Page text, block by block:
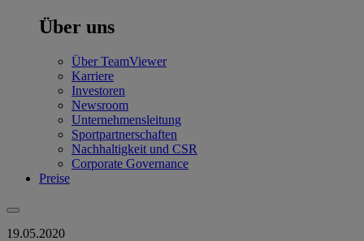
Über uns
Über TeamViewer
Karriere
Investoren
Newsroom
Unternehmensleitung
Sportpartnerschaften
Nachhaltigkeit und CSR
Corporate Governance
Preise
19.05.2020